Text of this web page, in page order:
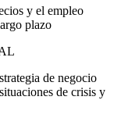
y el empleo
plazo
de negocio
de crisis y